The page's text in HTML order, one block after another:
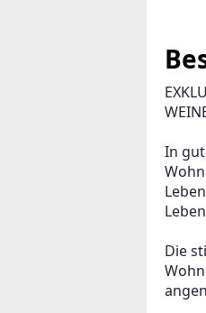
In
Die
SUCHAGENT
SUCHKRITERIEN
Dieser Filter wird viele
Bitte um Ihre E-Mail-
mehrere neue